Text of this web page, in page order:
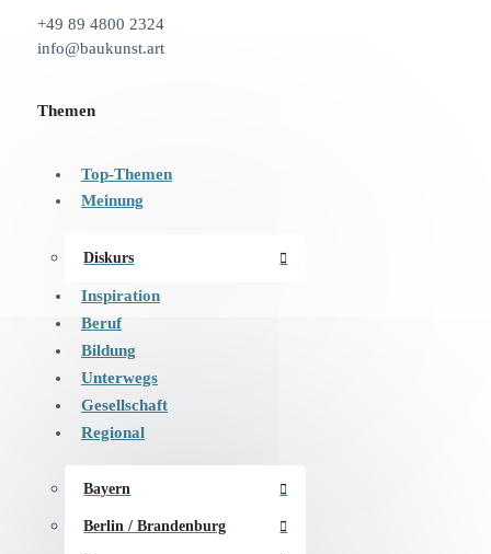
+49 89 4800 2324
info@baukunst.art
Themen
Top-Themen
Meinung
Diskurs
Inspiration
Beruf
Bildung
Unterwegs
Gesellschaft
Regional
Bayern
Berlin / Brandenburg